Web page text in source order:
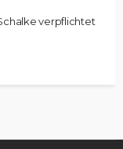
verpflichtet